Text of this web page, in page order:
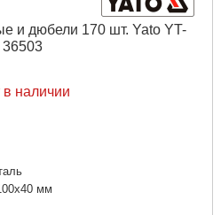
и дюбели 170 шт. Yato YT-
36503
в наличии
мм